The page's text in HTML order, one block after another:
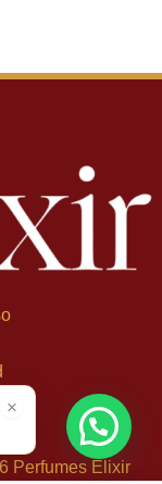
Perfumes Elixir
×